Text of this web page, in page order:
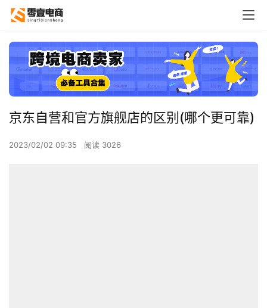
京东自营和官方旗舰店的区别(哪个更可靠)
2023/02/02 09:35 阅读 3026